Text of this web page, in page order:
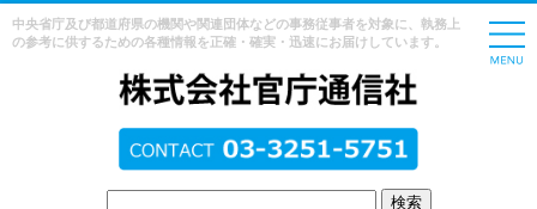
中央省庁及び都道府県の機関や関連団体などの事務従事者を対象に、執務上
の参考に供するための各種情報を正確・確実・迅速にお届けしています。